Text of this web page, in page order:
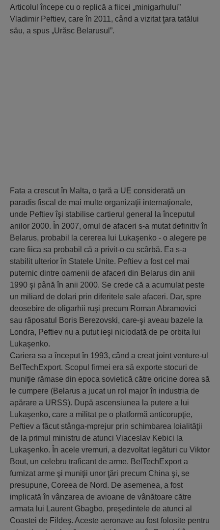
Articolul începe cu o replică a fiicei „minigarhului”
Vladimir Peftiev, care în 2011, când a vizitat ţara tatălui
său, a spus „Urăsc Belarusul”.
Fata a crescut în Malta, o ţară a UE considerată un
paradis fiscal de mai multe organizaţii internaţionale,
unde Peftiev îşi stabilise cartierul general la începutul
anilor 2000. În 2007, omul de afaceri s-a mutat definitiv în
Belarus, probabil la cererea lui Lukaşenko - o alegere pe
care fiica sa probabil că a privit-o cu scârbă. Ea s-a
stabilit ulterior în Statele Unite. Peftiev a fost cel mai
puternic dintre oamenii de afaceri din Belarus din anii
1990 şi până în anii 2000. Se crede că a acumulat peste
un miliard de dolari prin diferitele sale afaceri. Dar, spre
deosebire de oligarhii ruşi precum Roman Abramovici
sau răposatul Boris Berezovski, care-şi aveau bazele la
Londra, Peftiev nu a putut ieşi niciodată de pe orbita lui
Lukaşenko.
Cariera sa a început în 1993, când a creat joint venture-ul
BelTechExport. Scopul firmei era să exporte stocuri de
muniţie rămase din epoca sovietică către oricine dorea să
le cumpere (Belarus a jucat un rol major în industria de
apărare a URSS). După ascensiunea la putere a lui
Lukaşenko, care a militat pe o platformă anticorupţie,
Peftiev a făcut stânga-mprejur prin schimbarea loialităţii
de la primul ministru de atunci Viaceslav Kebici la
Lukaşenko. În acele vremuri, a dezvoltat legături cu Viktor
Bout, un celebru traficant de arme. BelTechExport a
furnizat arme şi muniţii unor ţări precum China şi, se
presupune, Coreea de Nord. De asemenea, a fost
implicată în vânzarea de avioane de vânătoare către
armata lui Laurent Gbagbo, preşedintele de atunci al
Coastei de Fildeş. Aceste aeronave au fost folosite pentru